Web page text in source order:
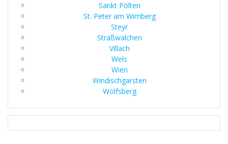
Sankt Pölten
St. Peter am Wimberg
Steyr
Straßwalchen
Villach
Wels
Wien
Windischgarsten
Wolfsberg